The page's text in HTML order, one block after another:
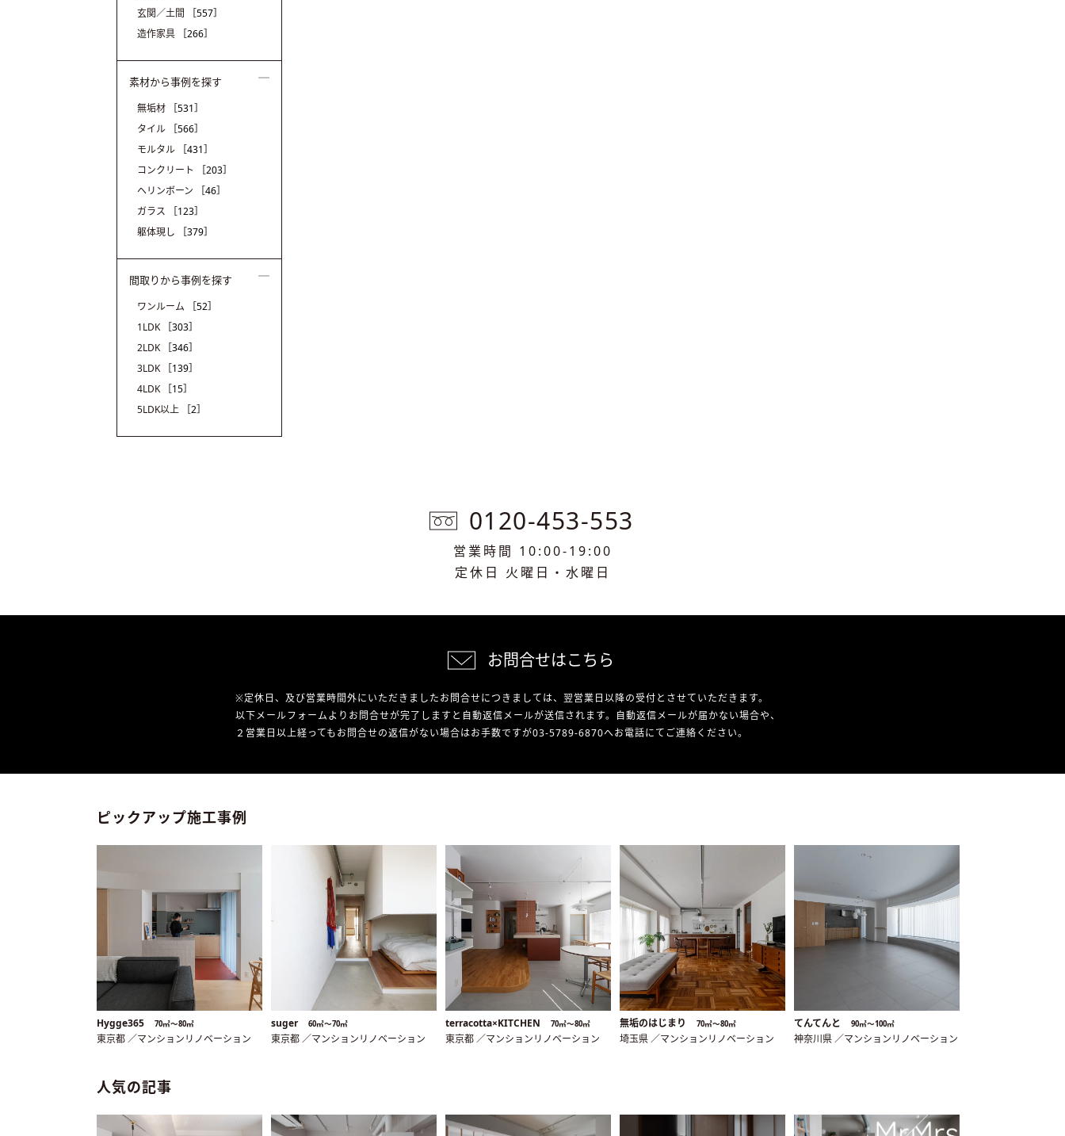
玄関／土間
［557］
造作家具
［266］
素材から事例を探す
無垢材
［531］
タイル
［566］
モルタル
［431］
コンクリート
［203］
ヘリンボーン
［46］
ガラス
［123］
躯体現し
［379］
間取りから事例を探す
ワンルーム
［52］
1LDK
［303］
2LDK
［346］
3LDK
［139］
4LDK
［15］
5LDK以上
［2］
0120-453-553
営業時間 10:00-19:00
定休日 火曜日・水曜日
お問合せはこちら
※定休日、及び営業時間外にいただきましたお問合せにつきましては、翌営業日以降の受付とさせていただきます。
以下メールフォームよりお問合せが完了しますと自動返信メールが送信されます。自動返信メールが届かない場合や、
２営業日以上経ってもお問合せの返信がない場合はお手数ですが03-5789-6870へお電話にてご連絡ください。
ピックアップ施工事例
Hygge365 70㎡〜80㎡
東京都 ／マンションリノベーション
suger 60㎡〜70㎡
東京都 ／マンションリノベーション
terracotta×KITCHEN 70㎡〜80㎡
東京都 ／マンションリノベーション
無垢のはじまり 70㎡〜80㎡
埼玉県 ／マンションリノベーション
てんてんと 90㎡〜100㎡
神奈川県 ／マンションリノベーション
人気の記事